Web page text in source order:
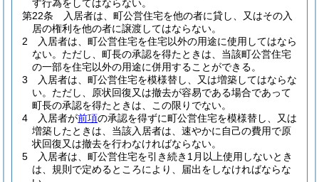
す行為をしてはならない。
第22条
入居者は、町公営住宅を他の者に貸し、又はその入
居の権利を他の者に譲渡してはならない。
2
入居者は、町公営住宅を住宅以外の用途に使用してはなら
ない。 ただし、町長の承認を得たときは、当該町公営住宅
の一部を住宅以外の用途に併用することができる。
3
入居者は、町公営住宅を模様替し、又は増築してはならな
い。 ただし、原状回復又は撤去が容易である場合であって
町長の承認を得たときは、この限りでない。
4
入居者が前項の承認を得ずに町公営住宅を模様替し、又は
増築したときは、当該入居者は、速やかに自己の費用で原
状回復又は撤去を行わなければならない。
5
入居者は、町公営住宅を引き続き1月以上使用しないとき
は、規則で定めるところにより、届出をしなければならな